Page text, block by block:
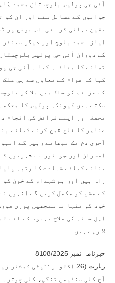
آئی جی پولیس بلوچستان محمد
جوانوں کے مسائل سنے اور ان کو
یقین دہانی کرا ئی۔اس موقع پر
ایاز احمد بلوچ اور دیگر
کے دوران آئی جی پولیس
تھانے کا معائنہ کیا ۔ آئی جی
کہا کہ عوام کے تعاون سے ہی
کے عزائم کو خاک میں ملا کر
سکتے ہیں کیونکہ پولیس کا
تحفظ اور اپنے فرائض کی انجام
عناصر کا قلع قمع کرنے کیلئے
آخری دم تک نبھاتے رہیں گے
افسران اور جوانوں نے شہریوں
بنانے کیلئے شہادت کا رتبہ
راہ ہیں اور ہم شہداء کے خون
کے مشن کو مکمل کریں گے انہوں
خود کو تنہا نہ سمجھیں پوری
اہل خانہ کی فلاح بہبود کے لئے
لا رہے ہیں۔
خبرنامہ نمبر 8108/2025
زیارت (26 اکتوبر :ڈپٹی
آج کلی سنڈیمن تنگی، کلی چوترہ